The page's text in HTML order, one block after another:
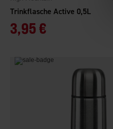
Trinkflasche Active 0,5L
3,95 €